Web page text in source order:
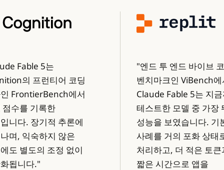
Fable 5는
의 프런티어 코딩
FrontierBench에서
점수를 기록한
니다. 장기적 추론에
며, 익숙하지 않은
도 별도의 조정 없이
됩니다."
"엔드 투 엔드 바이브
벤치마크인 ViBench에
Claude Fable 5는 지
테스트한 모델 중 가장
성능을 보였습니다. 기
사례를 거의 포화 상태
처리하고, 더 적은 토큰
짧은 시간으로 앱을